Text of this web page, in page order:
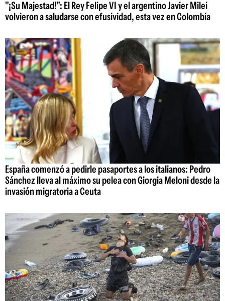
"¡Su Majestad!": El Rey Felipe VI y el argentino Javier Milei
volvieron a saludarse con efusividad, esta vez en Colombia
España comenzó a pedirle pasaportes a los italianos: Pedro
Sánchez lleva al máximo su pelea con Giorgia Meloni desde la
invasión migratoria a Ceuta